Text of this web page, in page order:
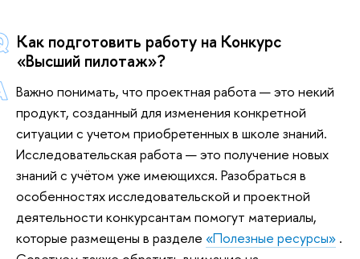
Как подготовить работу на Конкурс
«Высший пилотаж»?
Важно понимать, что проектная работа — это некий
продукт, созданный для изменения конкретной
ситуации с учетом приобретенных в школе знаний.
Исследовательская работа — это получение новых
знаний с учётом уже имеющихся. Разобраться в
особенностях исследовательской и проектной
деятельности конкурсантам помогут материалы,
которые размещены в разделе «Полезные ресурсы» .